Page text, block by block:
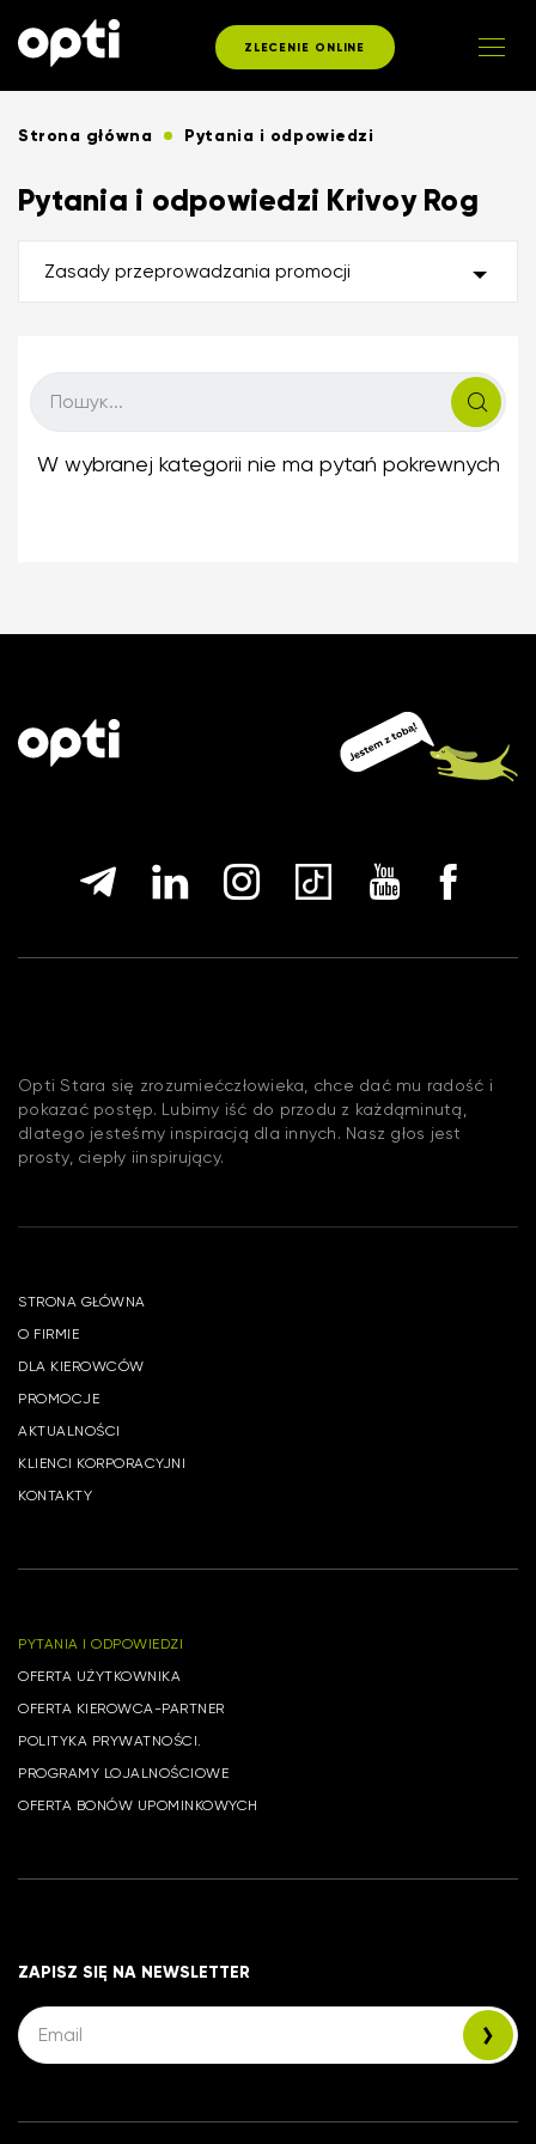
ZLECENIE ONLINE
Strona główna Pytania i odpowiedzi
Pytania i odpowiedzi Krivoy Rog
Zasady przeprowadzania promocji
W wybranej kategorii nie ma pytań pokrewnych
Opti Stara się zrozumiećczłowieka, chce dać mu radość i
pokazać postęp. Lubimy iść do przodu z każdąminutą,
dlatego jesteśmy inspiracją dla innych. Nasz głos jest
prosty, ciepły iinspirujący.
STRONA GŁÓWNA
O FIRMIE
DLA KIEROWCÓW
PROMOCJE
AKTUALNOŚCI
KLIENCI KORPORACYJNI
KONTAKTY
PYTANIA I ODPOWIEDZI
OFERTA UŻYTKOWNIKA
OFERTA KIEROWCA-PARTNER
POLITYKA PRYWATNOŚCI.
PROGRAMY LOJALNOŚCIOWE
OFERTA BONÓW UPOMINKOWYCH
ZAPISZ SIĘ NA NEWSLETTER